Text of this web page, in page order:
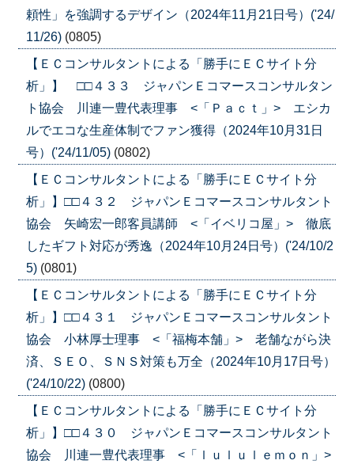
頼性」を強調するデザイン（2024年11月21日号）('24/
11/26) (0805)
【ＥＣコンサルタントによる「勝手にＥＣサイト分
析」】 □□４３３ ジャパンＥコマースコンサルタン
ト協会 川連一豊代表理事 <「Ｐａｃｔ」> エシカ
ルでエコな生産体制でファン獲得（2024年10月31日
号）('24/11/05) (0802)
【ＥＣコンサルタントによる「勝手にＥＣサイト分
析」】□□４３２ ジャパンＥコマースコンサルタント
協会 矢崎宏一郎客員講師 <「イベリコ屋」> 徹底
したギフト対応が秀逸（2024年10月24日号）('24/10/2
5) (0801)
【ＥＣコンサルタントによる「勝手にＥＣサイト分
析」】□□４３１ ジャパンＥコマースコンサルタント
協会 小林厚士理事 <「福梅本舗」> 老舗ながら決
済、ＳＥＯ、ＳＮＳ対策も万全（2024年10月17日号）
('24/10/22) (0800)
【ＥＣコンサルタントによる「勝手にＥＣサイト分
析」】□□４３０ ジャパンＥコマースコンサルタント
協会 川連一豊代表理事 <「ｌｕｌｕｌｅｍｏｎ」>